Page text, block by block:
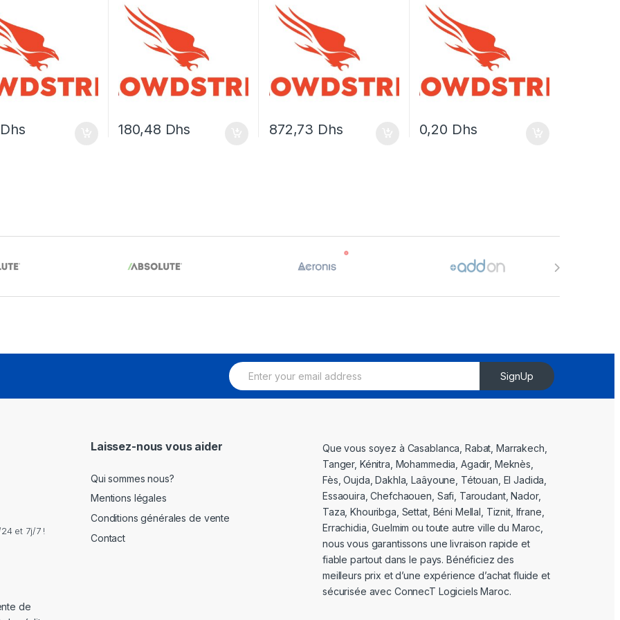
Dhs 180,48 Dhs 872,73 Dhs 0,20 Dhs
E
m
SignUp
et 7j/7 !
de
Laissez-nous vous aider
Qui sommes nous?
Mentions légales
Conditions générales de vente
Contact
Que vous soyez à Casablanca, Rabat, Marrakech,
Tanger, Kénitra, Mohammedia, Agadir, Meknès,
Fès, Oujda, Dakhla, Laâyoune, Tétouan, El Jadida,
Essaouira, Chefchaouen, Safi, Taroudant, Nador,
Taza, Khouribga, Settat, Béni Mellal, Tiznit, Ifrane,
Errachidia, Guelmim ou toute autre ville du Maroc,
nous vous garantissons une livraison rapide et
fiable partout dans le pays. Bénéficiez des
meilleurs prix et d’une expérience d’achat fluide et
sécurisée avec ConnecT Logiciels Maroc.